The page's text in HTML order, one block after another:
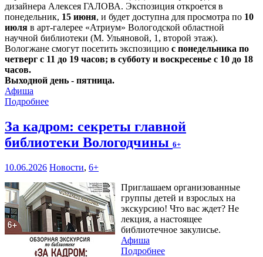
дизайнера Алексея ГАЛОВА. Экспозиция откроется в
понедельник, 15 июня, и будет доступна для просмотра по 10
июля в арт-галерее «Атриум» Вологодской областной
научной библиотеки (М. Ульяновой, 1, второй этаж).
Вологжане смогут посетить экспозицию с понедельника по
четверг с 11 до 19 часов; в субботу и воскресенье с 10 до 18
часов.
Выходной день - пятница.
Афиша
Подробнее
За кадром: секреты главной
библиотеки Вологодчины 6+
10.06.2026 Новости, 6+
Приглашаем организованные
группы детей и взрослых на
экскурсию! Что вас ждет? Не
лекция, а настоящее
библиотечное закулисье.
Афиша
Подробнее